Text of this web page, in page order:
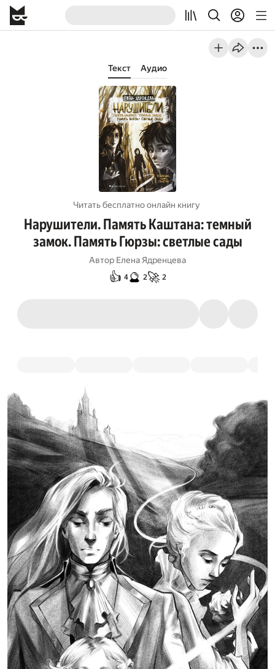
Текст Аудио
Читать бесплатно онлайн книгу
Нарушители. Память Каштана: темный
замок. Память Гюрзы: светлые сады
Автор Елена Ядренцева
👍 4🔮 2🚀 2